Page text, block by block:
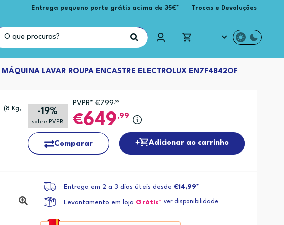
Entrega pequeno porte grátis acima de 35€* Trocas e Devoluções
MÁQUINA LAVAR ROUPA ENCASTRE ELECTROLUX EN7F4842OF
(8 Kg, -19%
sobre PVPR
PVPR* €799 ,99
649 ,99
Comparar Adicionar ao carrinho
Entrega em 2 a 3 dias úteis desde€14,99*
Levantamento em loja Grátis* ver disponibilidade